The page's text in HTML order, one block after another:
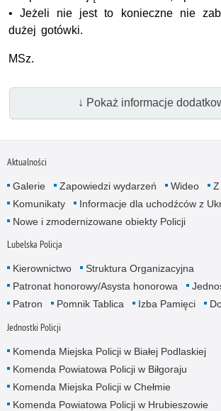
• Jeżeli nie jest to konieczne nie
dużej gotówki.
MSz.
↓ Pokaż informacje
Aktualności
Galerie Zapowiedzi wydarzeń Wideo
Komunikaty
Informacje dla uchodźców z
Nowe i zmodernizowane obiekty Policji
Lubelska Policja
Kierownictwo
Struktura Organizacyjna
Patronat honorowy/Asysta honorowa
Patron
Pomnik Tablica Izba Pamięci
Jednostki Policji
Komenda Miejska Policji w Białej Podlaskiej
Komenda Powiatowa Policji w Biłgoraju
Komenda Miejska Policji w Chełmie
Komenda Powiatowa Policji w Hrubieszowie